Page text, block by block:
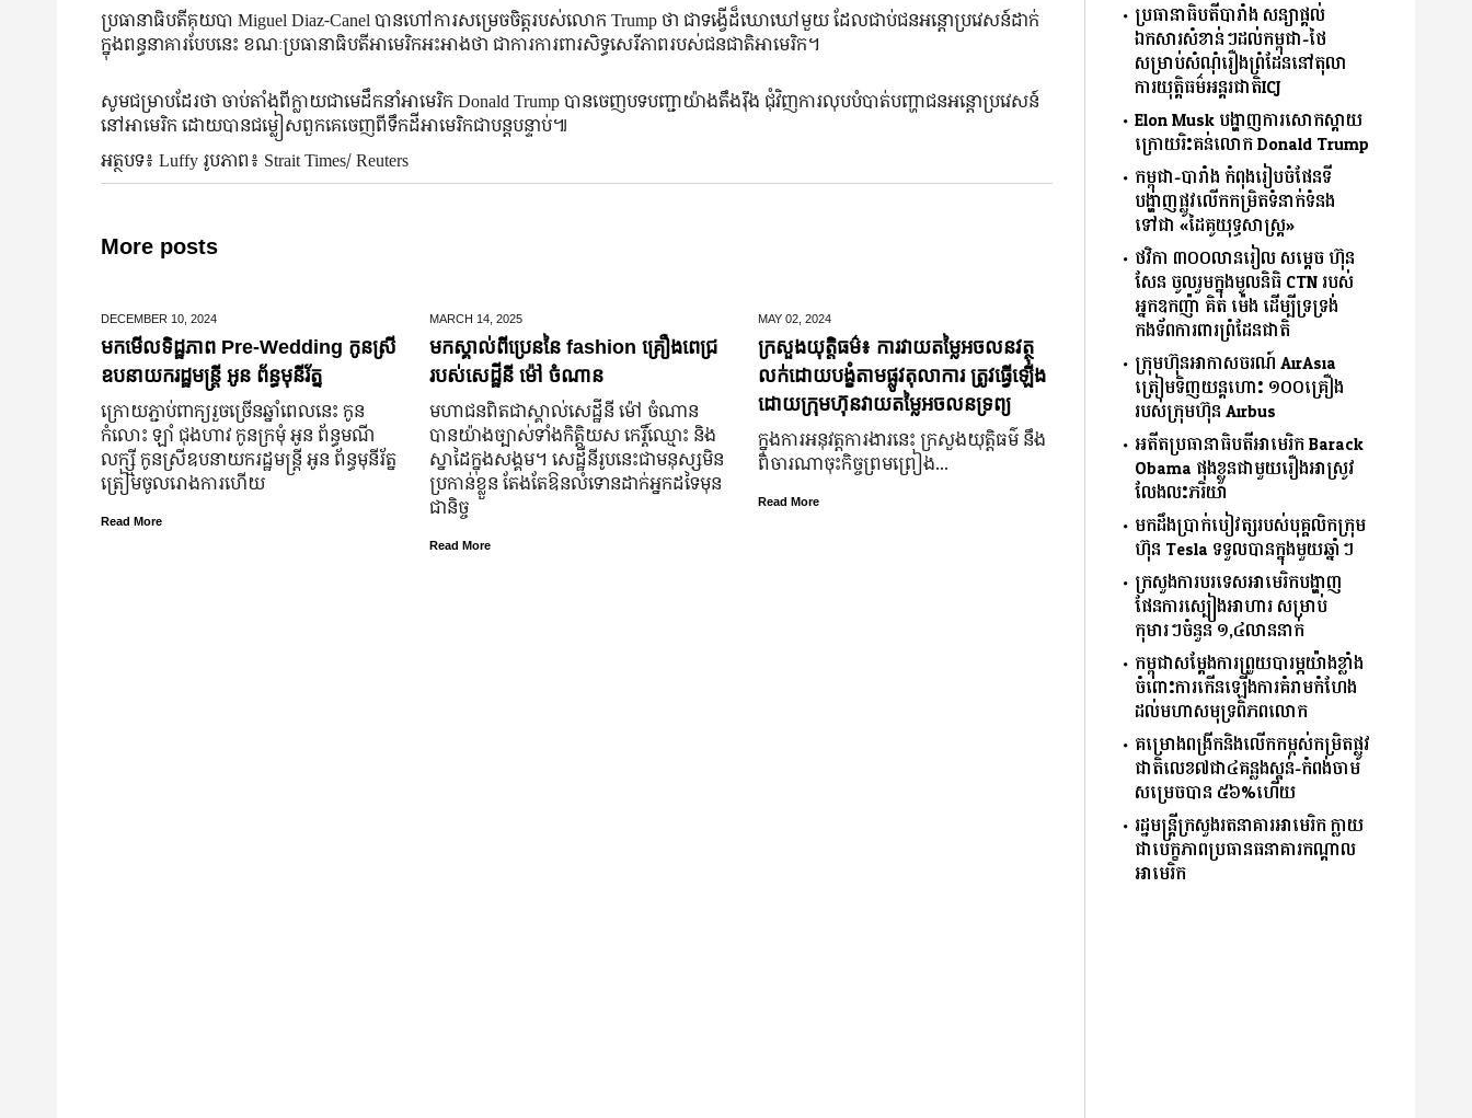
ប្រធានាធិបតីគុយបា Miguel Diaz-Canel បានហៅការសម្រេចចិត្តរបស់លោក Trump ថា ជាទង្វើដ៏ឃោឃៅមួយ ដែលជាប់ជនអន្តោប្រវេសន៍ដាក់
ក្នុងពន្ធនាគារបែបនេះ ខណៈប្រធានាធិបតីអាមេរិកអះអាងថា ជាការការពារសិទ្ធសេរីភាពរបស់ជនជាតិអាមេរិក។
សូមជម្រាបដែរថា ចាប់តាំងពីក្លាយជាមេដឹកនាំអាមេរិក Donald Trump បានចេញបទបញ្ជាយ៉ាងតឹងរ៉ឹង ជុំវិញការលុបបំបាត់បញ្ហាជនអន្តោប្រវេសន៍
នៅអាមេរិក ដោយបានជម្លៀសពួកគេចេញពីទឹកដីអាមេរិកជាបន្តបន្ទាប់៕
អត្ថបទ៖ Luffy រូបភាព៖ Strait Times/ Reuters
More posts
DECEMBER 10, 2024
មកមើលទិដ្ឋភាព Pre-Wedding កូនស្រី
ឧបនាយករដ្ឋមន្រ្តី អូន ព័ន្ធមុនីរ័ត្ន
ក្រោយ​ភ្ជាប់​ពាក្យ​រួច​ច្រើន​ឆ្នាំ​ពេលនេះ កូន
កំលោះ ឡាំ ជុងហាវ កូនក្រមុំ អូន ព័ន្ធមណី
លក្ស្មី កូនស្រី​ឧបនាយករដ្ឋមន្ត្រី អូន ព័ន្ធមុនីរ័ត្ន
ត្រៀម​ចូល​រោងការ​ហើយ
Read More
MARCH 14, 2025
មកស្គាល់ពីប្រេននៃ​ fashion គ្រឿងពេជ្រ
របស់សេដ្ឋីនី ម៉ៅ ចំណាន
មហាជន​ពិតជា​ស្គាល់​សេដ្ឋី​នី ម៉ៅ ចំណាន
បាន​យ៉ាង​ច្បាស់​ទាំង​កិត្តិយស កេរ្តិ៍ឈ្មោះ និង​
ស្នាដៃ​ក្នុង​សង្គម។ សេដ្ឋី​នី​រូប​នេះ​ជា​មនុស្ស​មិន​
ប្រកាន់​ខ្លួន តែងតែ​ឱនលំទោន​ដាក់​អ្នក​ដទៃ​មុន​
ជានិច្ច
Read More
MAY 02, 2024
ក្រសួងយុត្តិធម៌៖ ការវាយតម្លៃអចលនវត្ថុ
លក់ដោយបង្ខំតាមផ្លូវតុលាការ ត្រូវធ្វើឡើង
ដោយក្រុមហ៊ុនវាយតម្លៃអចលនទ្រព្យ
ក្នុងការអនុវត្តការងារនេះ ក្រសួងយុត្តិធម៌ នឹង
ពិចារណាចុះកិច្ចព្រមព្រៀង...
Read More
ប្រធានាធិបតីបារាំង សន្យាផ្ដល់
ឯកសារសំខាន់ៗដល់កម្ពុជា-ថៃ
សម្រាប់សំណុំរឿងព្រំដែននៅតុលា
ការយុតិ្តធម៌អន្តរជាតិICJ
Elon Musk បង្ហាញការសោកស្ដាយ
ក្រោយរិះគន់លោក Donald Trump
កម្ពុជា-បារាំង កំពុងរៀបចំផែនទី
បង្ហាញផ្លូវលើកកម្រិតទំនាក់ទំនង
ទៅជា «ដៃគូយុទ្ធសាស្ត្រ»
ថវិកា ៣០០លានរៀល សម្តេច ហ៊ុន
សែន ចូលរួមក្នុងមូលនិធិ CTN របស់
អ្នកឧកញ៉ា គិត ម៉េង ដើម្បីទ្រទ្រង់
កងទ័ពការពារព្រំដែនជាតិ
ក្រុមហ៊ុនអាកាសចរណ៍ AirAsia
ត្រៀមទិញយន្តហោះ ១០០គ្រឿង
របស់ក្រុមហ៊ុន Airbus
អតីតប្រធានាធិបតីអាមេរិក Barack
Obama ផុងខ្លួនជាមួយរឿងអាស្រូវ
លែងលះភរិយា
មកដឹងប្រាក់បៀវត្សរបស់បុគ្គលិកក្រុម
ហ៊ុន Tesla ទទួលបានក្នុងមួយឆ្នាំៗ
ក្រសួងការបរទេសអាមេរិកបង្ហាញ
ផែនការស្បៀងអាហារ សម្រាប់
កុមារៗចំនួន ១,៤លាននាក់
កម្ពុជាសម្តែងការព្រួយបារម្ភយ៉ាងខ្លាំង
ចំពោះការកើនឡើងការគំរាមកំហែង
ដល់មហាសមុទ្រពិភពលោក
គម្រោងពង្រីកនិងលើកកម្ពស់កម្រិតផ្លូវ
ជាតិលេខ៧ជា៤គន្លងស្គន់-កំពង់ចាម
សម្រេចបាន ៥៦%ហើយ
រដ្ឋមន្ត្រីក្រសួងរតនាគារអាមេរិក ក្លាយ
ជាបេក្ខភាពប្រធានធនាគារកណ្ដាល
អាមេរិក